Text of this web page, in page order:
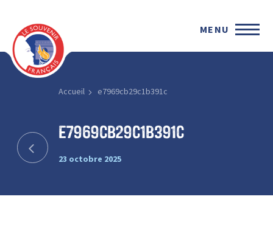
MENU
Accueil e7969cb29c1b391c
e7969cb29c1b391c
23 octobre 2025